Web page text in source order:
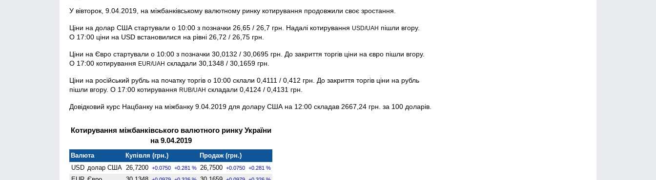
У вівторок, 9.04.2019, на міжбанківському валютному ринку котирування продовжили своє зростання.
Ціни на долар США стартували о 10:00 з позначки 26,65 / 26,7 грн. Надалі котирування USD/UAH пішли вгору.
О 17:00 ціни на USD встановилися на рівні 26,72 / 26,75 грн.
Ціни на Євро стартували о 10:00 з позначки 30,0132 / 30,0695 грн. До закриття торгів ціни на євро пішли вгору.
О 17:00 котирування EUR/UAH складали 30,1348 / 30,1659 грн.
Ціни на російський рубль на початку торгів о 10:00 склали 0,4111 / 0,412 грн. До закриття торгів ціни на рубль
пішли вгору. О 17:00 котирування RUB/UAH складали 0,4124 / 0,4131 грн.
Довідковий курс Нацбанку на міжбанку 9.04.2019 для долару США на 12:00 складав 2667,24 грн. за 100 доларів.
Котирування міжбанківського валютного ринку України
на 9.04.2019
Валюта Купівля (грн.)
Продаж (грн.)
USD долар США 26,7200 +0.0750 +0.281 % 26,7500 +0.0750 +0.281 %